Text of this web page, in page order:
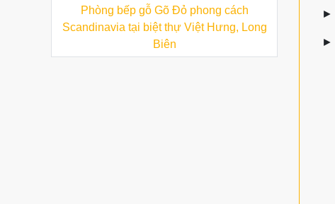
►
►
Phòng bếp gỗ Gõ Đỏ phong cách
Scandinavia tại biệt thự Việt Hưng, Long
Biên